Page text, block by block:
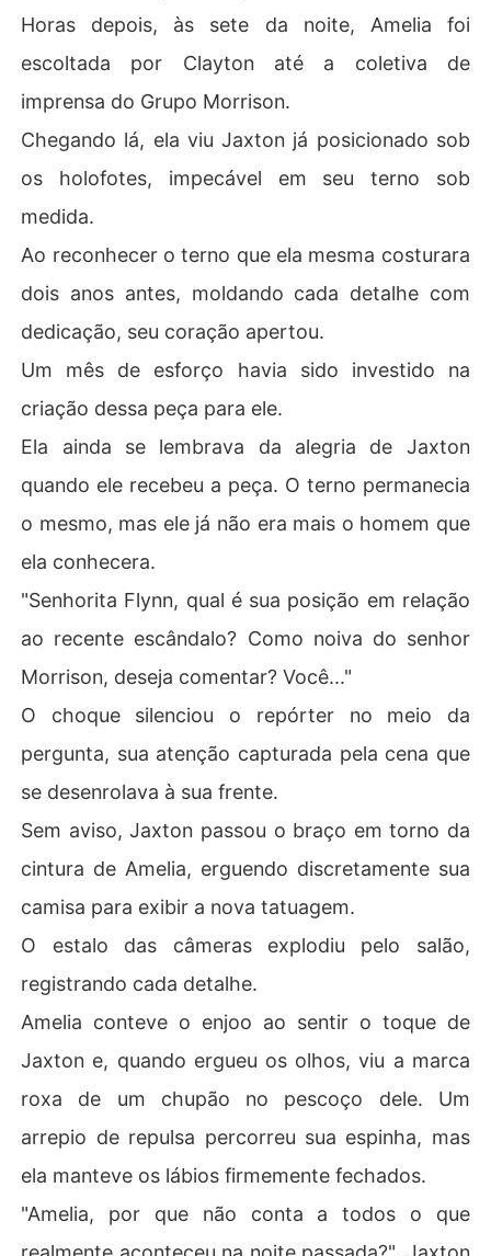
Horas depois, às sete da noite, Amelia foi
escoltada por Clayton até a coletiva de
imprensa do Grupo Morrison.
Chegando lá, ela viu Jaxton já posicionado sob
os holofotes, impecável em seu terno sob
medida.
Ao reconhecer o terno que ela mesma costurara
dois anos antes, moldando cada detalhe com
dedicação, seu coração apertou.
Um mês de esforço havia sido investido na
criação dessa peça para ele.
Ela ainda se lembrava da alegria de Jaxton
quando ele recebeu a peça. O terno permanecia
o mesmo, mas ele já não era mais o homem que
ela conhecera.
"Senhorita Flynn, qual é sua posição em relação
ao recente escândalo? Como noiva do senhor
Morrison, deseja comentar? Você..."
O choque silenciou o repórter no meio da
pergunta, sua atenção capturada pela cena que
se desenrolava à sua frente.
Sem aviso, Jaxton passou o braço em torno da
cintura de Amelia, erguendo discretamente sua
camisa para exibir a nova tatuagem.
O estalo das câmeras explodiu pelo salão,
registrando cada detalhe.
Amelia conteve o enjoo ao sentir o toque de
Jaxton e, quando ergueu os olhos, viu a marca
roxa de um chupão no pescoço dele. Um
arrepio de repulsa percorreu sua espinha, mas
ela manteve os lábios firmemente fechados.
"Amelia, por que não conta a todos o que